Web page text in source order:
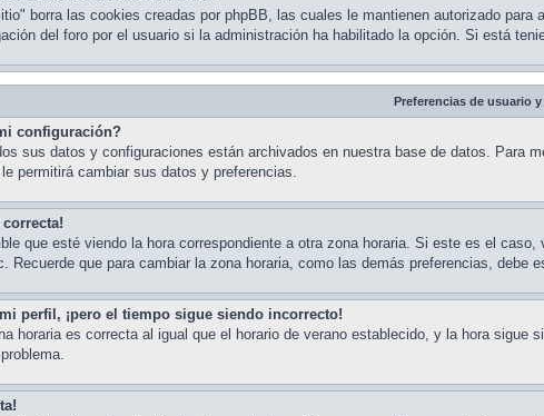
borra las cookies creadas por phpBB, las cuales le mantienen autorizado
del foro por el usuario si la administración ha habilitado la opción. Si está
Preferencias de usuario
configuración?
sus datos y configuraciones están archivados en nuestra base de datos. Para
permitirá cambiar sus datos y preferencias.
que esté viendo la hora correspondiente a otra zona horaria. Si este es el
Recuerde que para cambiar la zona horaria, como las demás preferencias, debe
perfil, ¡pero el tiempo sigue siendo incorrecto!
horaria es correcta al igual que el horario de verano establecido, y la hora